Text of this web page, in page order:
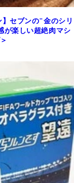
】セブンの"金のシリ
が楽しい超絶肉マシ